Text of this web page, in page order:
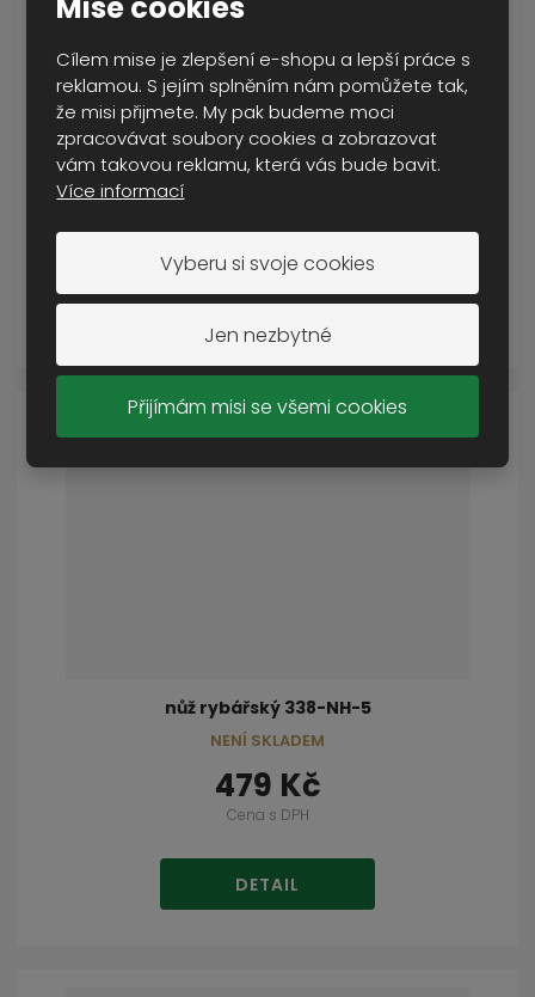
Cílem mise je zlepšení e-shopu a lepší práce s
reklamou. S jejím splněním nám pomůžete tak,
že misi přijmete. My pak budeme moci
zpracovávat soubory cookies a zobrazovat
vám takovou reklamu, která vás bude bavit.
Více informací
Vyberu si svoje cookies
Jen nezbytné
Přijímám misi se všemi cookies
nůž zavírací se sponou 243-NH-1
Cena s DPH
DETAIL
NENÍ SKLADEM
nůž rybářský 338-NH-5
479 Kč
Cena s DPH
DETAIL
NENÍ SKLADEM